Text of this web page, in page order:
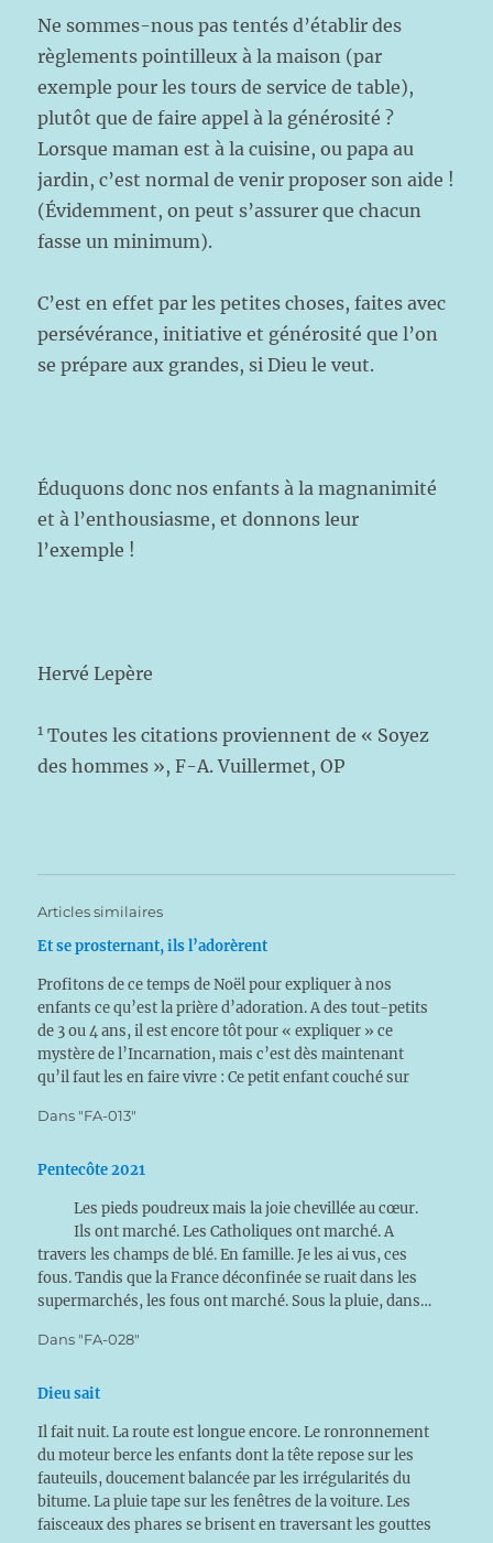
Ne sommes-nous pas tentés d’établir des
règlements pointilleux à la maison (par
exemple pour les tours de service de table),
plutôt que de faire appel à la générosité ?
Lorsque maman est à la cuisine, ou papa au
jardin, c’est normal de venir proposer son aide !
(Évidemment, on peut s’assurer que chacun
fasse un minimum).
C’est en effet par les petites choses, faites avec
persévérance, initiative et générosité que l’on
se prépare aux grandes, si Dieu le veut.
Éduquons donc nos enfants à la magnanimité
et à l’enthousiasme, et donnons leur
l’exemple !
Hervé Lepère
1 Toutes les citations proviennent de « Soyez
des hommes », F-A. Vuillermet, OP
Articles similaires
Et se prosternant, ils l’adorèrent
Profitons de ce temps de Noël pour expliquer à nos
enfants ce qu’est la prière d’adoration. A des tout-petits
de 3 ou 4 ans, il est encore tôt pour « expliquer » ce
mystère de l’Incarnation, mais c’est dès maintenant
qu’il faut les en faire vivre : Ce petit enfant couché sur
Dans "FA-013"
Pentecôte 2021
Les pieds poudreux mais la joie chevillée au cœur.
Ils ont marché. Les Catholiques ont marché. A
travers les champs de blé. En famille. Je les ai vus, ces
fous. Tandis que la France déconfinée se ruait dans les
supermarchés, les fous ont marché. Sous la pluie, dans…
Dans "FA-028"
Dieu sait
Il fait nuit. La route est longue encore. Le ronronnement
du moteur berce les enfants dont la tête repose sur les
fauteuils, doucement balancée par les irrégularités du
bitume. La pluie tape sur les fenêtres de la voiture. Les
faisceaux des phares se brisent en traversant les gouttes